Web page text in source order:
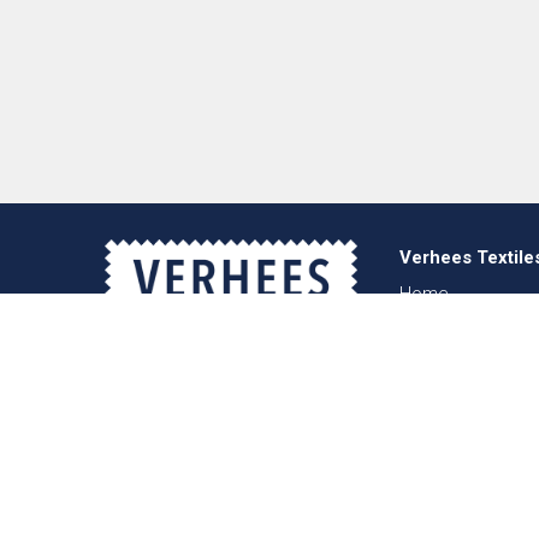
Verhees
Home